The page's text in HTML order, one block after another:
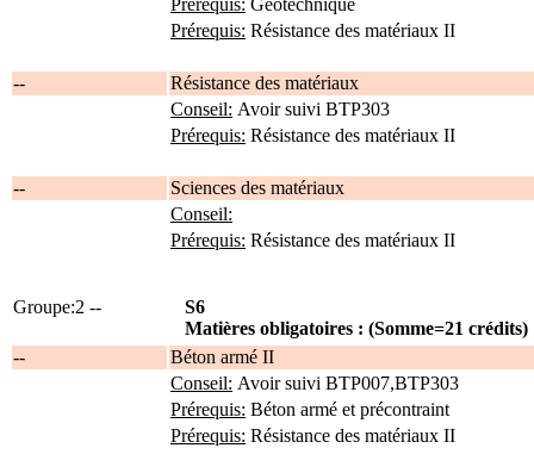
Prérequis: Géotechnique
Prérequis: Résistance des matériaux II
--
Résistance des matériaux
Conseil: Avoir suivi BTP303
Prérequis: Résistance des matériaux II
--
Sciences des matériaux
Conseil:
Prérequis: Résistance des matériaux II
Groupe:2 --
S6
Matières obligatoires : (Somme=21 crédits)
--
Béton armé II
Conseil: Avoir suivi BTP007,BTP303
Prérequis: Béton armé et précontraint
Prérequis: Résistance des matériaux II